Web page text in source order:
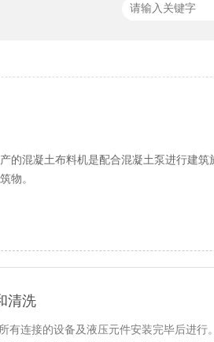
的混凝土布料机是配合混凝土泵进行建筑
物。
清洗
有连接的设备及液压元件安装完毕后进行